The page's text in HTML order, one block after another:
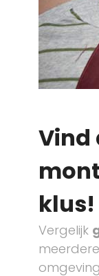
Vind
klus!
Vergelijk